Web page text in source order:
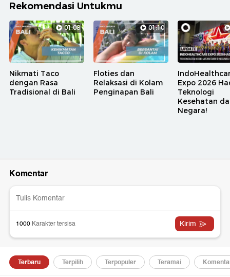
Rekomendasi Untukmu
01:08
Nikmati Taco
dengan Rasa
Tradisional di Bali
01:10
Floties dan
Relaksasi di Kolam
Penginapan Bali
Expo 2026
Teknologi
Kesehatan
Negara!